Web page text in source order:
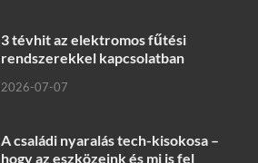
3 tévhit az elektromos fűtési
rendszerekkel kapcsolatban
2026-07-07
A családi nyaralás tech-kisokosa –
hogy az eszközeink és mi is fel